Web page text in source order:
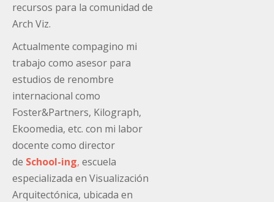
recursos para la comunidad de
Arch Viz.
Actualmente compagino mi
trabajo como asesor para
estudios de renombre
internacional como
Foster&Partners, Kilograph,
Ekoomedia, etc. con mi labor
docente como director
de School-ing, escuela
especializada en Visualización
Arquitectónica, ubicada en